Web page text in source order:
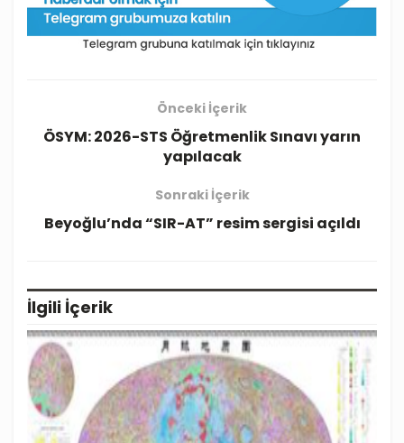
Önceki İçerik
ÖSYM: 2026-STS Öğretmenlik Sınavı yarın
yapılacak
Sonraki İçerik
Beyoğlu’nda “SIR-AT” resim sergisi açıldı
İlgili İçerik